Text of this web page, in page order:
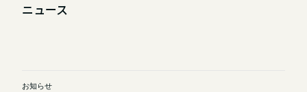
ニュース
お知らせ